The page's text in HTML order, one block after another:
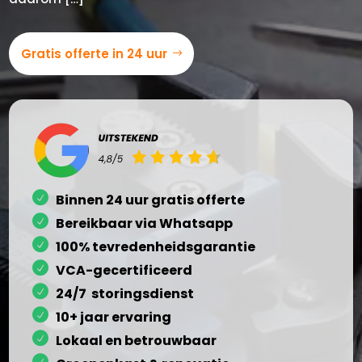
Gratis offerte in 24 uur
Binnen 24 uur gratis offerte
Bereikbaar via Whatsapp
100% tevredenheidsgarantie
VCA-gecertificeerd
24/7 storingsdienst
10+ jaar ervaring
Lokaal en betrouwbaar